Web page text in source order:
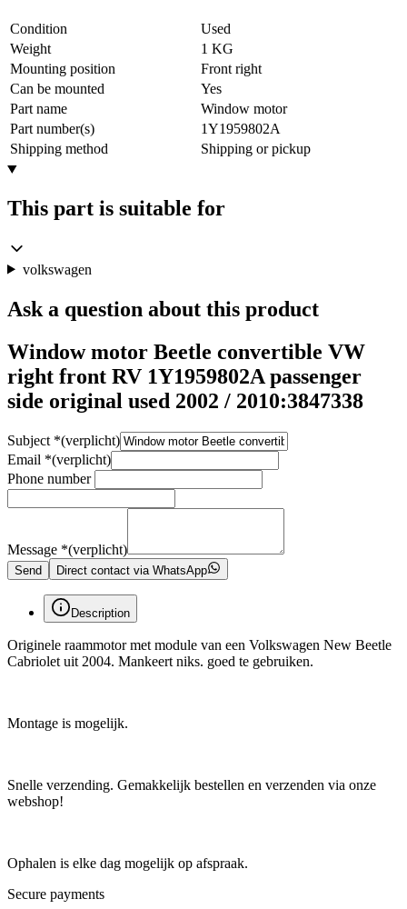
Condition
Used
Weight
1 KG
Mounting position
Front right
Can be mounted
Yes
Part name
Window motor
Part number(s)
1Y1959802A
Shipping method
Shipping or pickup
This part is suitable for
volkswagen
Ask a question about this product
Window motor Beetle convertible VW
right front RV 1Y1959802A passenger
side original used 2002 / 2010:3847338
Subject *(verplicht)
Email *(verplicht)
Phone number
Message *(verplicht)
Send Direct contact via WhatsApp
Description
Originele raammotor met module van een Volkswagen New Beetle
Cabriolet uit 2004. Mankeert niks. goed te gebruiken.
Montage is mogelijk.
Snelle verzending. Gemakkelijk bestellen en verzenden via onze
webshop!
Ophalen is elke dag mogelijk op afspraak.
Secure payments